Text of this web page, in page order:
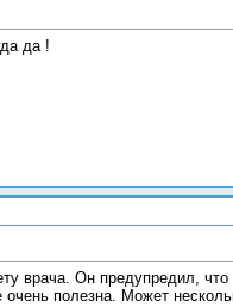
да !
врача. Он предупредил,
полезна. Может